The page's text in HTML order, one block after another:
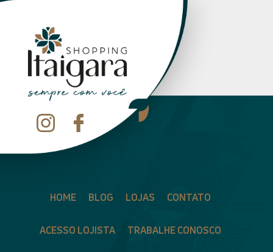
HOME BLOG LOJAS CONTATO
ACESSO LOJISTA TRABALHE CONOSCO